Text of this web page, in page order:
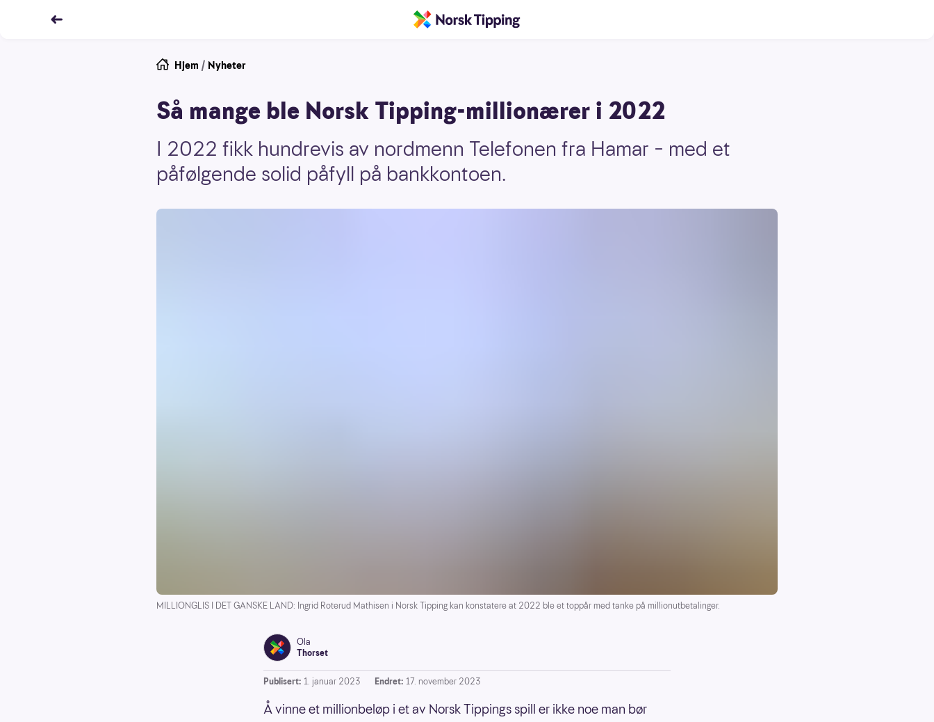
Hjem / Nyheter
Så mange ble Norsk Tipping-millionærer i 2022
I 2022 fikk hundrevis av nordmenn Telefonen fra Hamar – med et
påfølgende solid påfyll på bankkontoen.
MILLIONGLIS I DET GANSKE LAND: Ingrid Roterud Mathisen i Norsk Tipping kan konstatere at 2022 ble et toppår med tanke på millionutbetalinger.
Ola
Thorset
Publisert: 1. januar 2023 Endret: 17. november 2023
Å vinne et millionbeløp i et av Norsk Tippings spill er ikke noe man bør